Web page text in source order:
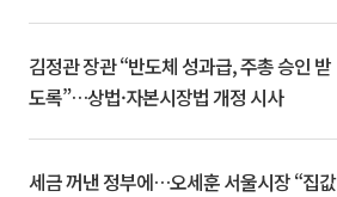
김정관 장관 “반도체 성과급, 주총 승인 받
도록”…상법·자본시장법 개정 시사
세금 꺼낸 정부에…오세훈 서울시장 “집값